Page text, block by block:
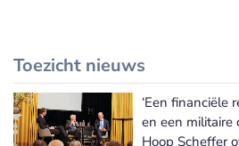
Toezicht nieuws
‘Een financiële
en een militaire
Hoop Scheffer